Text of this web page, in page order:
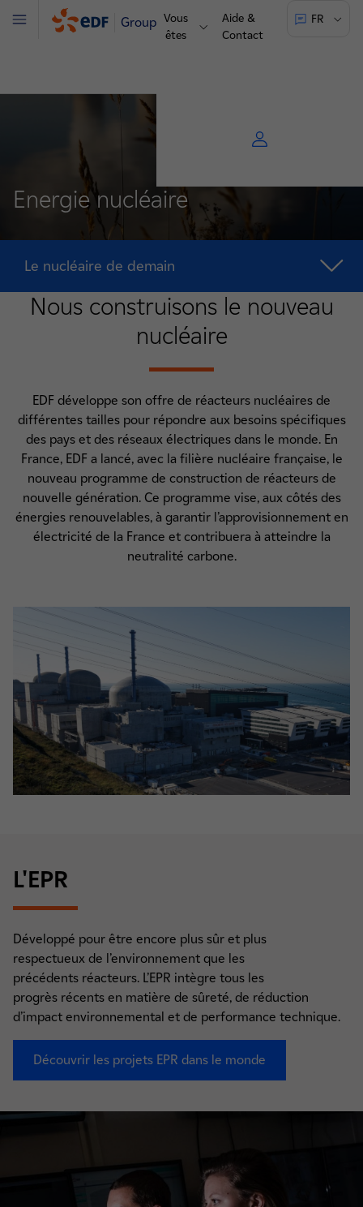
Groupe Vous
êtes
Aide &
Contact
FR
Menu
Energie nucléaire
Le nucléaire de demain
Nous construisons le nouveau
nucléaire
EDF développe son offre de réacteurs nucléaires de
différentes tailles pour répondre aux besoins spécifiques
des pays et des réseaux électriques dans le monde. En
France, EDF a lancé, avec la filière nucléaire française, le
nouveau programme de construction de réacteurs de
nouvelle génération. Ce programme vise, aux côtés des
énergies renouvelables, à garantir l’approvisionnement en
électricité de la France et contribuera à atteindre la
neutralité carbone.
L'EPR
Développé pour être encore plus sûr et plus
respectueux de l’environnement que les
précédents réacteurs. L’EPR intègre tous les
progrès récents en matière de sûreté, de réduction
d’impact environnemental et de performance technique.
Découvrir les projets EPR dans le monde